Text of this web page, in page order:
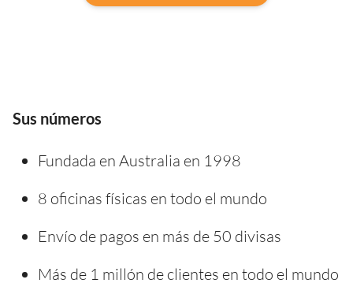
Sus números
Fundada en Australia en 1998
8 oficinas físicas en todo el mundo
Envío de pagos en más de 50 divisas
Más de 1 millón de clientes en todo el mundo